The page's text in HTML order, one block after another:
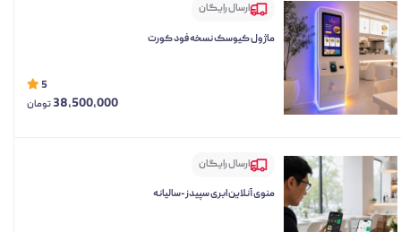
ارسال رایگان
ماژول کیوسک نسخه فود کورت
5
38,500,000تومان
ارسال رایگان
منوی آنلاین ابری سپیدز-سالیانه